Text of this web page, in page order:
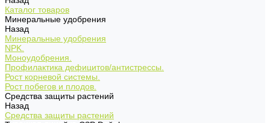
Каталог товаров
Минеральные удобрения
Назад
Минеральные удобрения
NPK.
Моноудобрения.
Профилактика дефицитов/антистрессы.
Рост корневой системы.
Рост побегов и плодов.
Средства защиты растений
Назад
Средства защиты растений